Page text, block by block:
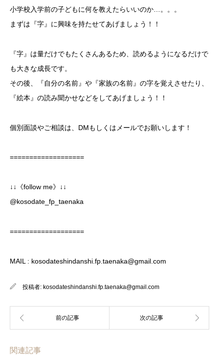
小学校入学前の子どもに何を教えたらいいのか…。。。
まずは『字』に興味を持たせてあげましょう！！
『字』は量だけでもたくさんあるため、読めるようになるだけで
も大きな成長です。
その後、『自分の名前』や『家族の名前』の字を覚えさせたり、
『絵本』の読み聞かせなどをしてあげましょう！！
個別面談やご相談は、DMもしくはメールでお願いします！
===================
↓↓《follow me》↓↓
@kosodate_fp_taenaka
===================
MAIL : kosodateshindanshi.fp.taenaka@gmail.com
投稿者: kosodateshindanshi.fp.taenaka@gmail.com
関連記事